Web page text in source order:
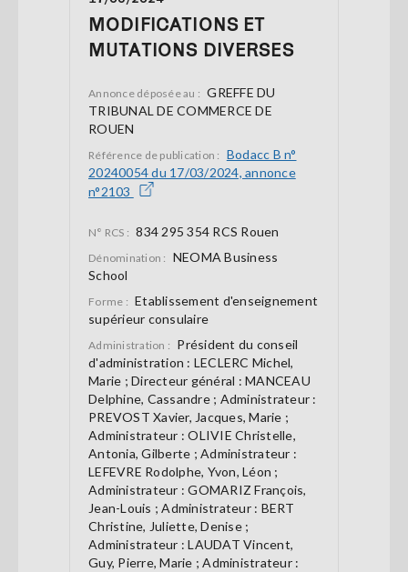
MODIFICATIONS ET
MUTATIONS DIVERSES
Annonce déposée au : GREFFE DU
TRIBUNAL DE COMMERCE DE
ROUEN
Référence de publication : Bodacc B n°
20240054 du 17/03/2024, annonce
n°2103
N° RCS : 834 295 354 RCS Rouen
Dénomination : NEOMA Business
School
Forme : Etablissement d'enseignement
supérieur consulaire
Administration : Président du conseil
d'administration : LECLERC Michel,
Marie ; Directeur général : MANCEAU
Delphine, Cassandre ; Administrateur :
PREVOST Xavier, Jacques, Marie ;
Administrateur : OLIVIE Christelle,
Antonia, Gilberte ; Administrateur :
LEFEVRE Rodolphe, Yvon, Léon ;
Administrateur : GOMARIZ François,
Jean-Louis ; Administrateur : BERT
Christine, Juliette, Denise ;
Administrateur : LAUDAT Vincent,
Guy, Pierre, Marie ; Administrateur :